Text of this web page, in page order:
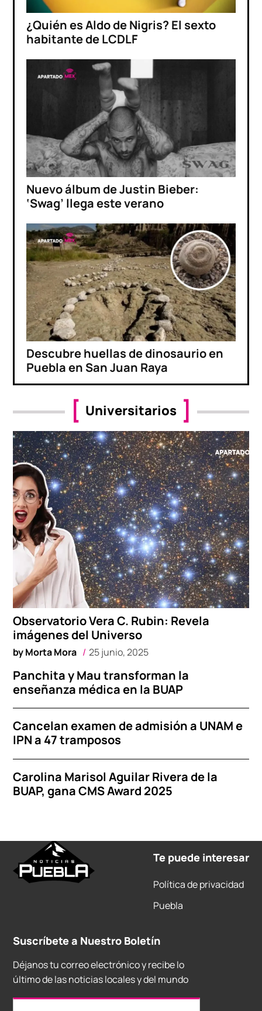
¿Quién es Aldo de Nigris? El sexto
habitante de LCDLF
Nuevo álbum de Justin Bieber:
‘Swag’ llega este verano
Descubre huellas de dinosaurio en
Puebla en San Juan Raya
Universitarios
Observatorio Vera C. Rubin: Revela
imágenes del Universo
byMorta Mora 25 junio, 2025
Panchita y Mau transforman la
enseñanza médica en la BUAP
Cancelan examen de admisión a UNAM e
IPN a 47 tramposos
Carolina Marisol Aguilar Rivera de la
BUAP, gana CMS Award 2025
Te puede interesar
Política de privacidad
Puebla
Suscríbete a Nuestro Boletín
Déjanos tu correo electrónico y recibe lo
último de las noticias locales y del mundo